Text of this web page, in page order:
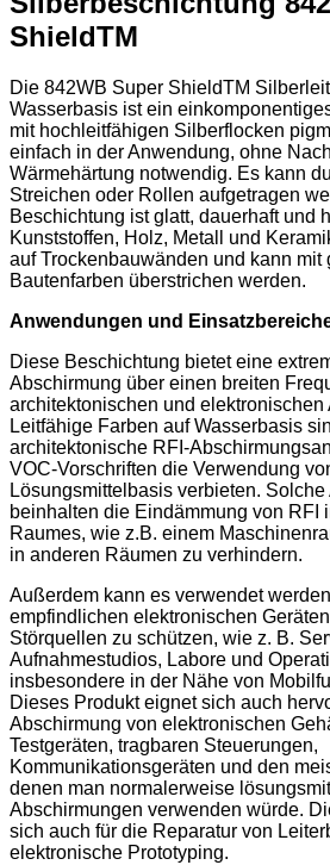
ShieldTM
Die 842WB Super ShieldTM
Wasserbasis ist ein
mit hochleitfähigen Silberflocken
einfach in der Anwendung, ohne
Wärmehärtung notwendig. Es kann
Streichen oder Rollen aufgetragen
Beschichtung ist glatt, dauerhaft und
Kunststoffen, Holz, Metall und
auf Trockenbauwänden und kann mit
Bautenfarben überstrichen werden.
Anwendungen und
Diese Beschichtung bietet eine
Abschirmung über einen breiten
architektonischen und elektronischen
Leitfähige Farben auf Wasserbasis
architektonische RFI-
VOC-Vorschriften die Verwendung
Lösungsmittelbasis verbieten.
beinhalten die Eindämmung von RFI
Raumes, wie z.B. einem
in anderen Räumen zu verhindern.
Außerdem kann es verwendet
empfindlichen elektronischen
Störquellen zu schützen, wie z. B.
Aufnahmestudios, Labore und
insbesondere in der Nähe von
Dieses Produkt eignet sich auch
Abschirmung von elektronischen
Testgeräten, tragbaren Steuerungen,
Kommunikationsgeräten und den
denen man normalerweise
Abschirmungen verwenden würde.
sich auch für die Reparatur von
elektronische Prototyping.